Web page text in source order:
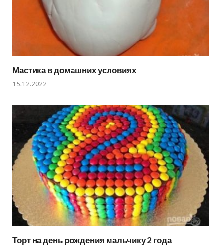
Мастика в домашних условиях
15.12.2022
Торт на день рождения мальчику 2 года